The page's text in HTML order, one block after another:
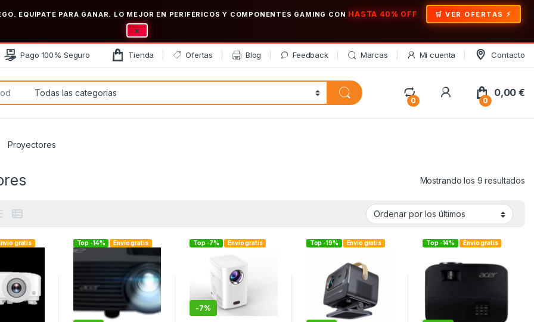
EQUÍPATE PARA GANAR. LO MEJOR EN PERIFÉRICOS Y COMPONENTES GAMING CON HASTA 40% OFF 🛒 VER OFERTAS
×
Pago 100% Seguro Tienda Ofertas Blog Feedback Marcas Mi cuenta Contacto
0
My Account
0
0,00€
Proyectores
Mostrando los 9 resultados
gratis Top -14% Envío gratis Top -7% Envío gratis
-7%
Top -19% Envío gratis Top -14% Envío gratis